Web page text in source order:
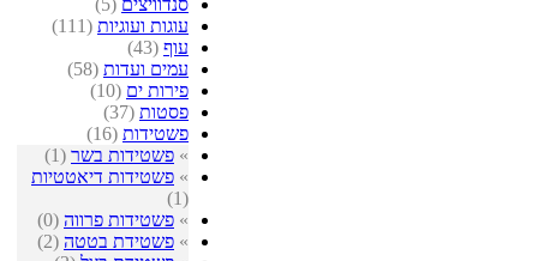
סנדוויצים (5)
עוגות ועוגיות (111)
עוף (43)
עמים ועדות (58)
פירות ים (10)
פסטות (37)
פשטידות (16)
» פשטידות בשר (1)
» פשטידות דיאטטיות
(1)
» פשטידות פרווה (0)
» פשטידת בטטה (2)